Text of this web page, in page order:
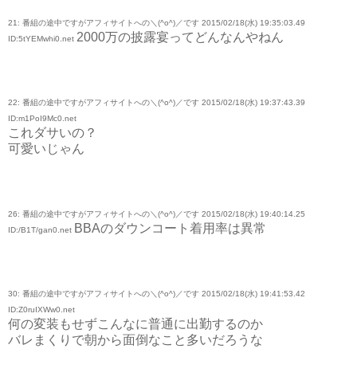
21: 番組の途中ですがアフィサイトへの＼(^o^)／です 2015/02/18(水) 19:35:03.49
ID:5tYEMwhi0.net 2000万の披露宴ってどんなんやねん
22: 番組の途中ですがアフィサイトへの＼(^o^)／です 2015/02/18(水) 19:37:43.39
ID:m1PoI9Mc0.net
これダサいの？
可愛いじゃん
26: 番組の途中ですがアフィサイトへの＼(^o^)／です 2015/02/18(水) 19:40:14.25
ID:/B1T/gan0.net BBAのダウンコート着用率は異常
30: 番組の途中ですがアフィサイトへの＼(^o^)／です 2015/02/18(水) 19:41:53.42
ID:Z0ruIXWw0.net
何の変装もせずこんなに普通に出勤するのか
バレまくりで朝から面倒なこと多いだろうな